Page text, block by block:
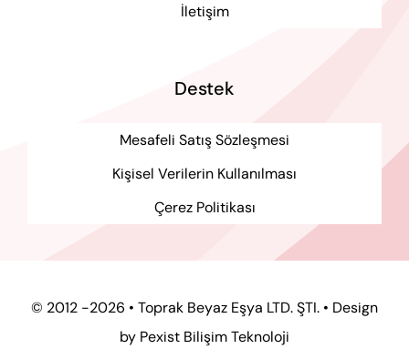
İletişim
Destek
Mesafeli Satış Sözleşmesi
Kişisel Verilerin Kullanılması
Çerez Politikası
© 2012 -2026 • Toprak Beyaz Eşya LTD. ŞTI. • Design
by Pexist Bilişim Teknoloji